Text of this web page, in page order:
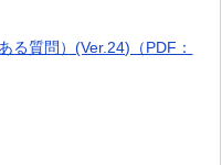
る質問）(Ver.24)（PDF：